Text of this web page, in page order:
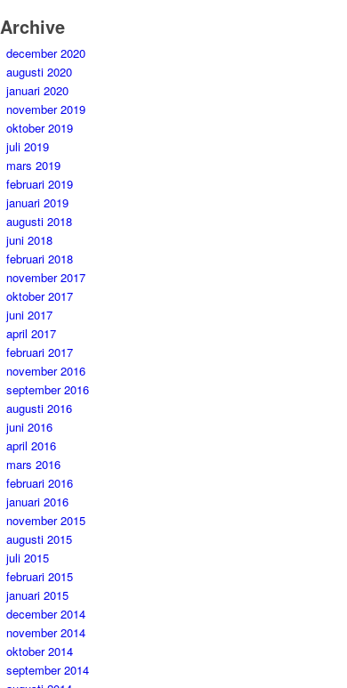
Archive
december 2020
augusti 2020
januari 2020
november 2019
oktober 2019
juli 2019
mars 2019
februari 2019
januari 2019
augusti 2018
juni 2018
februari 2018
november 2017
oktober 2017
juni 2017
april 2017
februari 2017
november 2016
september 2016
augusti 2016
juni 2016
april 2016
mars 2016
februari 2016
januari 2016
november 2015
augusti 2015
juli 2015
februari 2015
januari 2015
december 2014
november 2014
oktober 2014
september 2014